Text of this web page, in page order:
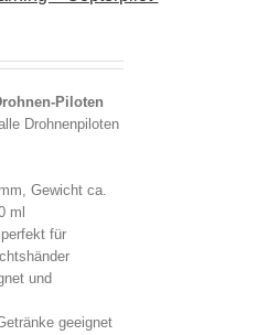
Piloten
Drohnenpiloten
Gewicht ca.
ml
für
und
geeignet